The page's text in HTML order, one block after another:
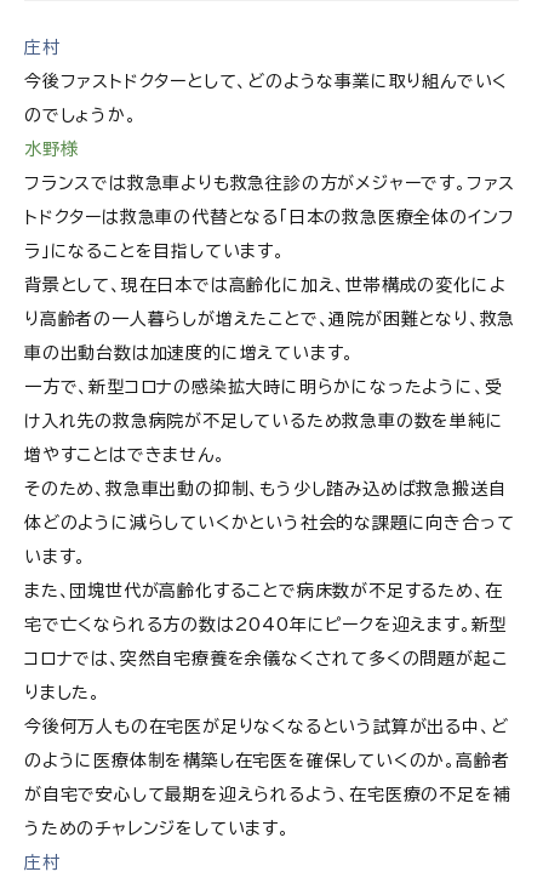
庄村
今後ファストドクターとして、どのような事業に取り組んでいく
のでしょうか。
水野様
フランスでは救急車よりも救急往診の方がメジャーです。ファス
トドクターは救急車の代替となる「日本の救急医療全体のインフ
ラ」になることを目指しています。
背景として、現在日本では高齢化に加え、世帯構成の変化によ
り高齢者の一人暮らしが増えたことで、通院が困難となり、救急
車の出動台数は加速度的に増えています。
一方で、新型コロナの感染拡大時に明らかになったように、受
け入れ先の救急病院が不足しているため救急車の数を単純に
増やすことはできません。
そのため、救急車出動の抑制、もう少し踏み込めば救急搬送自
体どのように減らしていくかという社会的な課題に向き合って
います。
また、団塊世代が高齢化することで病床数が不足するため、在
宅で亡くなられる方の数は2040年にピークを迎えます。新型
コロナでは、突然自宅療養を余儀なくされて多くの問題が起こ
りました。
今後何万人もの在宅医が足りなくなるという試算が出る中、ど
のように医療体制を構築し在宅医を確保していくのか。高齢者
が自宅で安心して最期を迎えられるよう、在宅医療の不足を補
うためのチャレンジをしています。
庄村